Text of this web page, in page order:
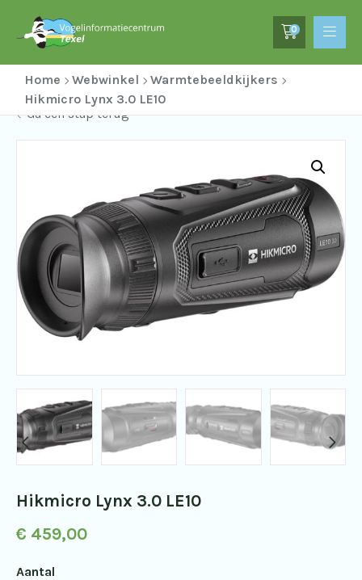
0
Home Webwinkel
Warmtebeeldkijkers
Hikmicro Lynx 3.0 LE10
Ga een stap terug
Hikmicro Lynx 3.0 LE10
€ 459,00
Aantal